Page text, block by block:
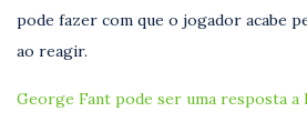
pode fazer com que o jogador acabe
ao reagir.
George Fant pode ser uma resposta a